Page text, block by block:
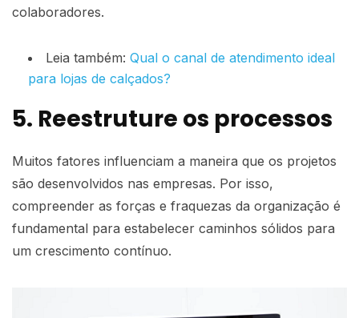
colaboradores.
Leia também: Qual o canal de atendimento ideal
para lojas de calçados?
5. Reestruture os processos
Muitos fatores influenciam a maneira que os projetos
são desenvolvidos nas empresas. Por isso,
compreender as forças e fraquezas da organização é
fundamental para estabelecer caminhos sólidos para
um crescimento contínuo.